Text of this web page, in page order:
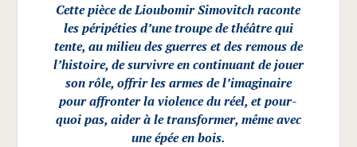
Cette pièce deLiou­bo­mir Simo­vitchraconte
les péri­pé­ties d’une troupe de théâtre qui
tente, au milieu des guerres et des remous de
l’histoire, de sur­vivre en conti­nuant de jouer
son rôle, offrir les armes de l’imaginaire
pour affron­ter la vio­lence du réel, et pour­
quoi pas, aider à le trans­for­mer, même avec
une épée en bois.